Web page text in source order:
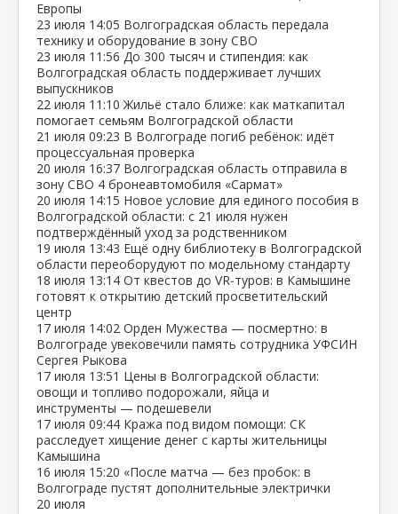
Европы
23 июля 14:05 Волгоградская область передала
технику и оборудование в зону СВО
23 июля 11:56 До 300 тысяч и стипендия: как
Волгоградская область поддерживает лучших
выпускников
22 июля 11:10 Жильё стало ближе: как маткапитал
помогает семьям Волгоградской области
21 июля 09:23 В Волгограде погиб ребёнок: идёт
процессуальная проверка
20 июля 16:37 Волгоградская область отправила в
зону СВО 4 бронеавтомобиля «Сармат»
20 июля 14:15 Новое условие для единого пособия в
Волгоградской области: с 21 июля нужен
подтверждённый уход за родственником
19 июля 13:43 Ещё одну библиотеку в Волгоградской
области переоборудуют по модельному стандарту
18 июля 13:14 От квестов до VR‑туров: в Камышине
готовят к открытию детский просветительский
центр
17 июля 14:02 Орден Мужества — посмертно: в
Волгограде увековечили память сотрудника УФСИН
Сергея Рыкова
17 июля 13:51 Цены в Волгоградской области:
овощи и топливо подорожали, яйца и
инструменты — подешевели
17 июля 09:44 Кража под видом помощи: СК
расследует хищение денег с карты жительницы
Камышина
16 июля 15:20 «После матча — без пробок: в
Волгограде пустят дополнительные электрички
20 июля